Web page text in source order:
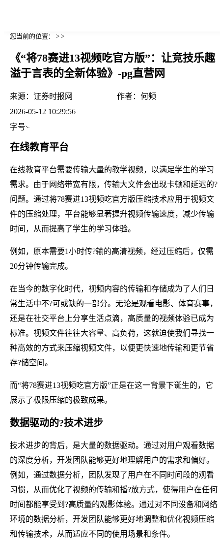
您当前的位置： > >
《“将78赛进13视频吃官方版”：让竞技乐趣
溢于言表的全新体验》-pg直营网
来源： 证券时报网 作者： 何频
2026-05-12 10:29:56
字号
在线教育平台
在线教育平台需要传输大量的教学视频，以满足学生的学习
需求。由于网络带宽有限，传输大文件会出现卡顿和延迟的?
问题。通过将78赛进13视频吃官方版压缩技术应用于视频文
件的压缩处理，平台能够显著提升视频传输速度，减少传输
时间，从而提高了学生的学习体验。
例如，原本需要1小时传?输的高清视频，经过压缩后，仅需
20分钟传输完成。
在当今的数字化时代，视频内容的传输和存储成为了人们日
常生活中不?可或缺的一部分。无论是观看电影、体育赛事，
还是在社交平台上分享生活点滴，高质量的视频体验已成为
标准。视频文件往往大容量、高负荷，这就迫使我们寻找一
种高效的方式来压缩视频文件，以便更快速地传输和更节省
存?储空间。
而“将78赛进13视频吃官方版”正是在这一背景下诞生的，它
展示了极限压缩的极致成果。
数据驱动的?技术进步
技术进步的背后，是大量的数据驱动。通过对用户观看数据
的深度分析，开发团队能够更好地理解用户的需求和偏好。
例如，通过数据分析，团队发现了用户在不同时间段的观看
习惯，从而优化了视频的传输和播?放方式，使得用户在任何
时间都能享受到?高质量的观影体验。通过对不同设备和网络
环境的数据分析，开发团队能够更好地调整和优化视频压缩
和传输技术，从而适应不同的使用场景和条件。